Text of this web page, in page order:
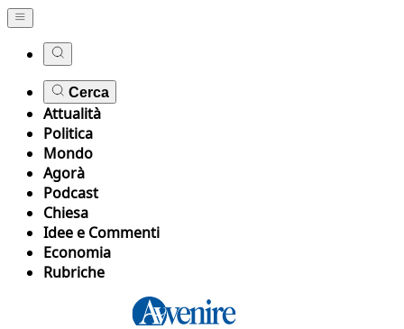
Cerca
Attualità
Politica
Mondo
Agorà
Podcast
Chiesa
Idee e Commenti
Economia
Rubriche